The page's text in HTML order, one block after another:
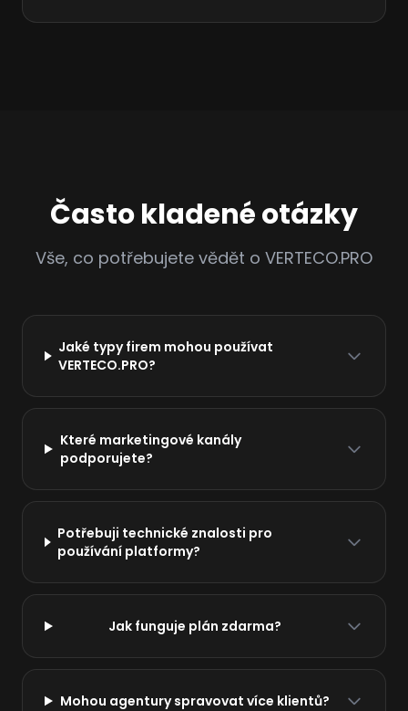
Často kladené otázky
Vše, co potřebujete vědět o VERTECO.PRO
Jaké typy firem mohou používat
VERTECO.PRO?
Které marketingové kanály
podporujete?
Potřebuji technické znalosti pro
používání platformy?
Jak funguje plán zdarma?
Mohou agentury spravovat více klientů?